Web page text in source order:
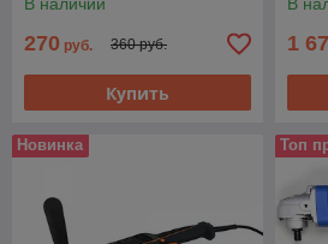
270 руб. 360 руб.
Купить
1
Новинка Топ